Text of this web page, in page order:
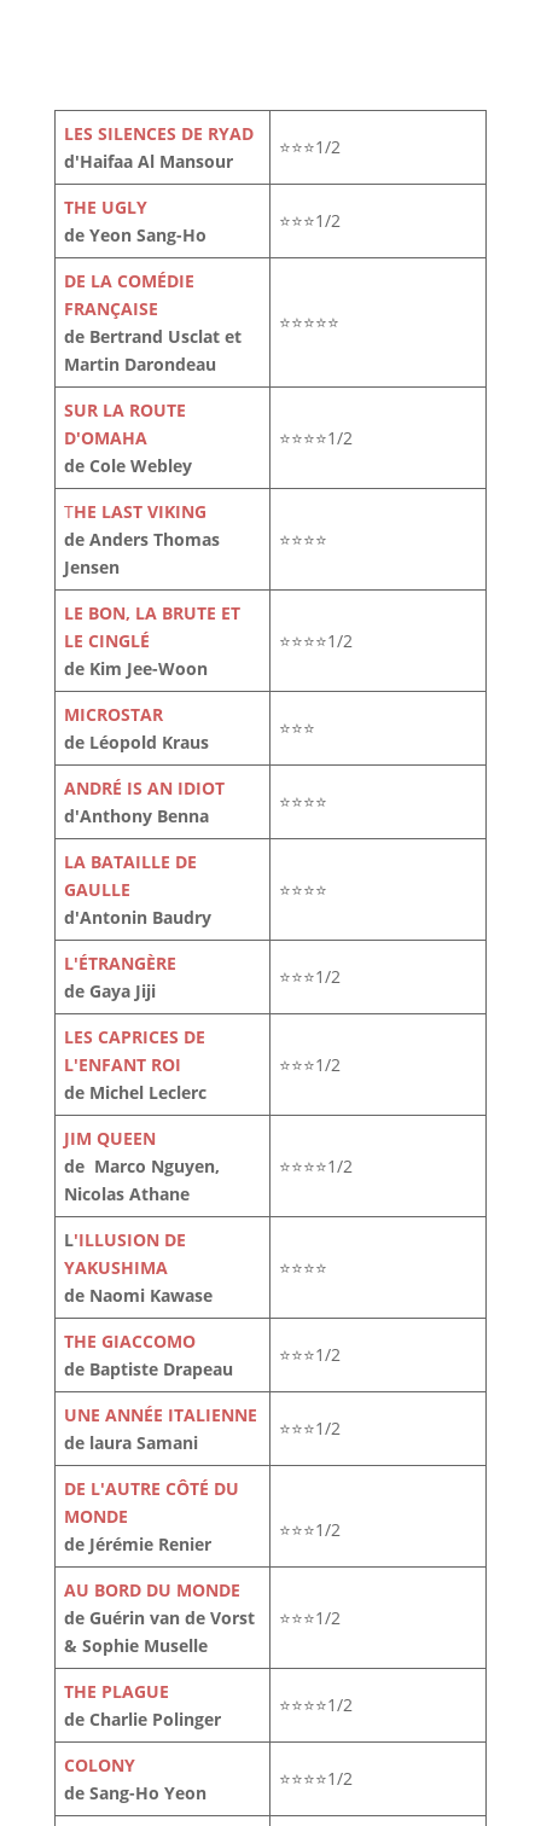
LES SILENCES DE RYAD
d'Haifaa Al Mansour
⭐⭐⭐1/2
THE UGLY
de Yeon Sang-Ho
⭐⭐⭐1/2
DE LA COMÉDIE
FRANÇAISE
de Bertrand Usclat et
Martin Darondeau
⭐⭐⭐⭐⭐
SUR LA ROUTE
D'OMAHA
de Cole Webley
⭐⭐⭐⭐1/2
THE LAST VIKING
de Anders Thomas
Jensen
⭐⭐⭐⭐
LE BON, LA BRUTE ET
LE CINGLÉ
de Kim Jee-Woon
⭐⭐⭐⭐1/2
MICROSTAR
de Léopold Kraus
⭐⭐⭐
ANDRÉ IS AN IDIOT
d'Anthony Benna
⭐⭐⭐⭐
LA BATAILLE DE
GAULLE
d'Antonin Baudry
⭐⭐⭐⭐
L'ÉTRANGÈRE
de Gaya Jiji
⭐⭐⭐1/2
LES CAPRICES DE
L'ENFANT ROI
de Michel Leclerc
⭐⭐⭐1/2
JIM QUEEN
de Marco Nguyen,
Nicolas Athane
⭐⭐⭐⭐1/2
L'ILLUSION DE
YAKUSHIMA
de Naomi Kawase
⭐⭐⭐⭐
THE GIACCOMO
de Baptiste Drapeau
⭐⭐⭐1/2
UNE ANNÉE ITALIENNE
de laura Samani
⭐⭐⭐1/2
DE L'AUTRE CÔTÉ DU
MONDE
de Jérémie Renier
⭐⭐⭐1/2
AU BORD DU MONDE
de Guérin van de Vorst
& Sophie Muselle
⭐⭐⭐1/2
THE PLAGUE
de Charlie Polinger
⭐⭐⭐⭐1/2
COLONY
de Sang-Ho Yeon
⭐⭐⭐⭐1/2